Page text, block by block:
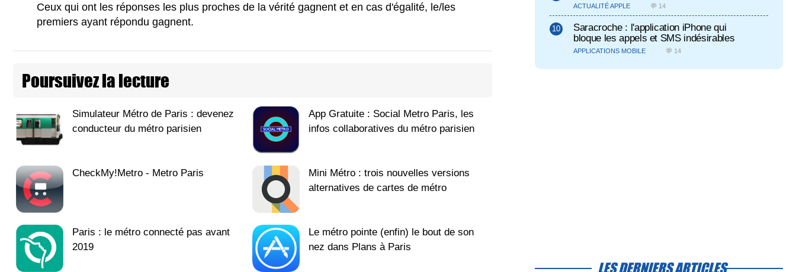
Ceux qui ont les réponses les plus proches de la vérité gagnent et en cas d'égalité, le/les
premiers ayant répondu gagnent.
Poursuivez la lecture
Simulateur Métro de Paris : devenez
conducteur du métro parisien
App Gratuite : Social Metro Paris, les
infos collaboratives du métro parisien
CheckMy!Metro - Metro Paris
Mini Métro : trois nouvelles versions
alternatives de cartes de métro
Paris : le métro connecté pas avant
2019
Le métro pointe (enfin) le bout de son
nez dans Plans à Paris
ACTUALITÉ APPLE 💬 14
Saracroche : l'application iPhone qui
bloque les appels et SMS indésirables
APPLICATIONS MOBILE 💬 14